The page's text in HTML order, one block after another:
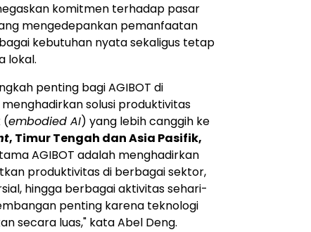
komitmen terhadap pasar
mengedepankan pemanfaatan
kebutuhan nyata sekaligus tetap
lokal.
penting bagi AGIBOT di
menghadirkan solusi produktivitas
(embodied AI) yang lebih canggih ke
, Timur Tengah dan Asia Pasifik,
AGIBOT adalah menghadirkan
produktivitas di berbagai sektor,
hingga berbagai aktivitas sehari-
penting karena teknologi
secara luas," kata Abel Deng.